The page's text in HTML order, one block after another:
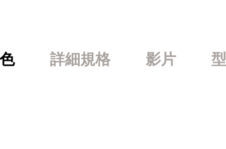
詳細規格 影片